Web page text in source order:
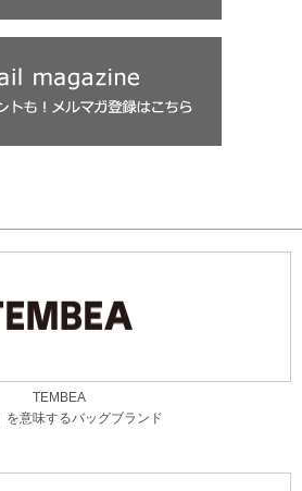
TEMBEA
を意味するバッグブランド